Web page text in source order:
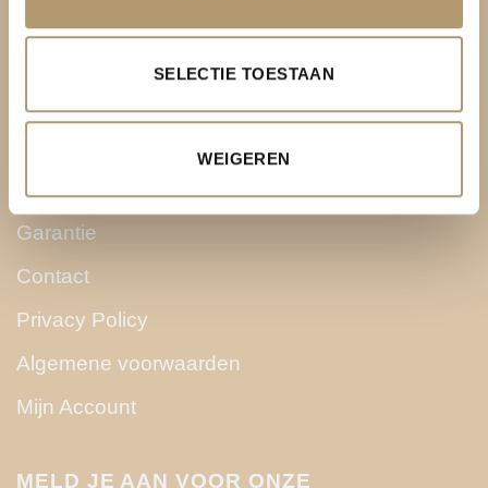
SELECTIE TOESTAAN
WEIGEREN
Betaalmethoden
Garantie
Contact
Privacy Policy
Algemene voorwaarden
Mijn Account
MELD JE AAN VOOR ONZE